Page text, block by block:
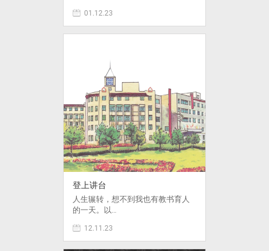
01.12.23
登上讲台
人生辗转，想不到我也有教书育人
的一天。以…
12.11.23